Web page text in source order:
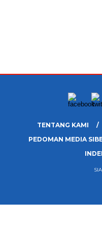
TENTANG KAMI
PEDOMAN MEDIA